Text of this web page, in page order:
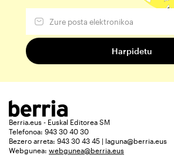
Berria.eus - Euskal Editorea SM
Telefonoa: 943 30 40 30
Bezero arreta: 943 30 43 45 | laguna@berria.eus
Webgunea: webgunea@berria.eus